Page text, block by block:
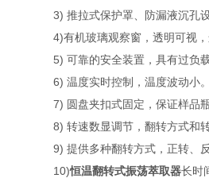
3) 推拉式保护罩、防漏液沉孔
4)有机玻璃观察窗，透明可视，
5) 可靠的安全装置，具有过负
6) 温度实时控制，温度波动小。
7) 圆盘夹扣式固定，保证样品瓶
8) 转速数显调节，翻转方式和
9) 提供多种翻转方式，正转、
10)恒温翻转式振荡萃取器长时